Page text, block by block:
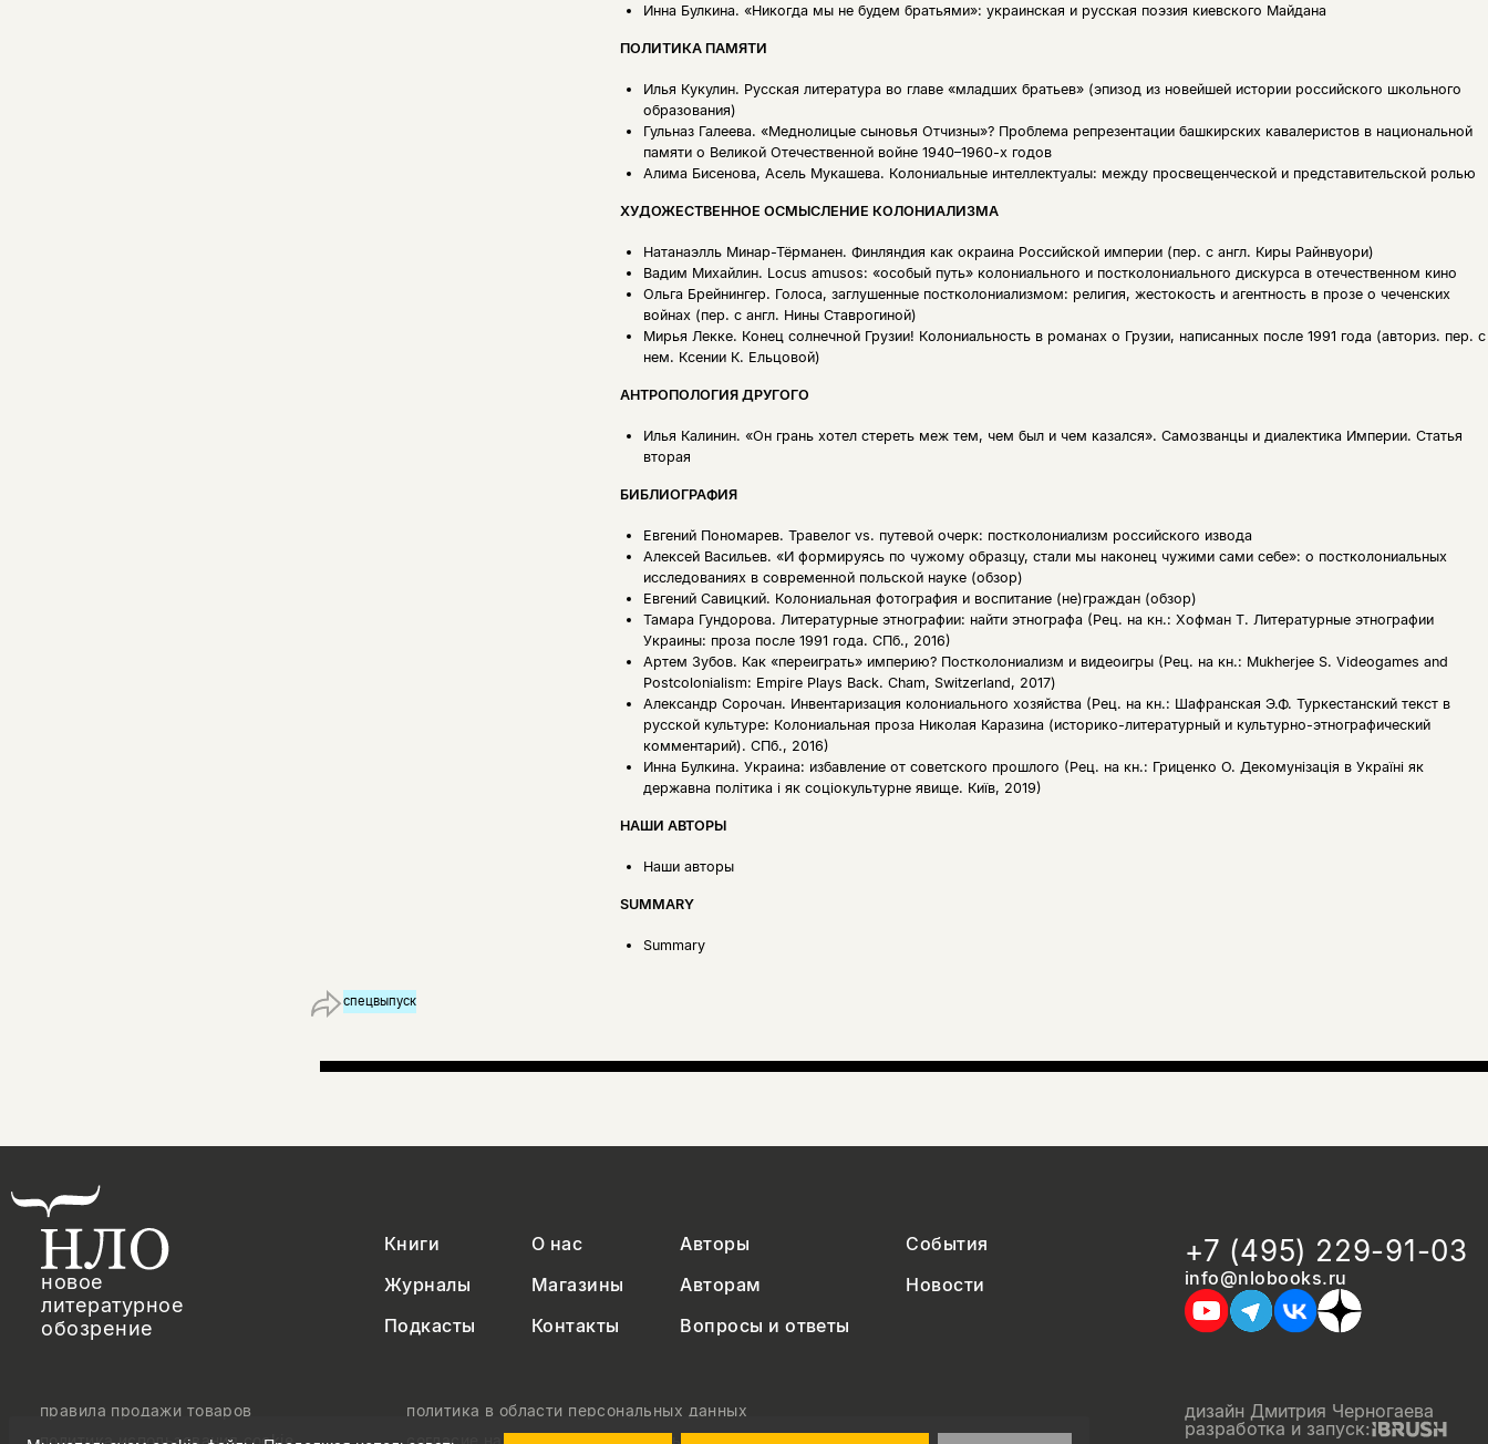
Инна Булкина. «Никогда мы не будем братьями»: украинская и русская поэзия киевского Майдана
ПОЛИТИКА ПАМЯТИ
Илья Кукулин. Русская литература во главе «младших братьев» (эпизод из новейшей истории российского школьного
образования)
Гульназ Галеева. «Меднолицые сыновья Отчизны»? Проблема репрезентации башкирских кавалеристов в национальной
памяти о Великой Отечественной войне 1940–1960-х годов
Aлима Бисенова, Асель Мукашева. Колониальные интеллектуалы: между просвещенческой и представительской ролью
ХУДОЖЕСТВЕННОЕ ОСМЫСЛЕНИЕ КОЛОНИАЛИЗМА
Натанаэлль Минар-Тёрманен. Финляндия как окраина Российской империи (пер. с англ. Киры Райнвуори)
Вадим Михайлин. Locus amusos: «особый путь» колониального и постколониального дискурса в отечественном кино
Ольга Брейнингер. Голоса, заглушенные постколониализмом: религия, жестокость и агентность в прозе о чеченских
войнах (пер. с англ. Нины Ставрогиной)
Мирья Лекке. Конец солнечной Грузии! Колониальность в романах о Грузии, написанных после 1991 года (авториз. пер. с
нем. Ксении К. Ельцовой)
АНТРОПОЛОГИЯ ДРУГОГО
Илья Калинин. «Он грань хотел стереть меж тем, чем был и чем казался». Самозванцы и диалектика Империи. Статья
вторая
БИБЛИОГРАФИЯ
Евгений Пономарев. Травелог vs. путевой очерк: постколониализм российского извода
Алексей Васильев. «И формируясь по чужому образцу, стали мы наконец чужими сами себе»: о постколониальных
исследованиях в современной польской науке (обзор)
Евгений Савицкий. Колониальная фотография и воспитание (не)граждан (обзор)
Тамара Гундорова. Литературные этнографии: найти этнографа (Рец. на кн.: Хофман Т. Литературные этнографии
Украины: проза после 1991 года. СПб., 2016)
Артем Зубов. Как «переиграть» империю? Постколониализм и видеоигры (Рец. на кн.: Mukherjee S. Videogames and
Postcolonialism: Empire Plays Back. Cham, Switzerland, 2017)
Александр Сорочан. Инвентаризация колониального хозяйства (Рец. на кн.: Шафранская Э.Ф. Туркестанский текст в
русской культуре: Колониальная проза Николая Каразина (историко-литературный и культурно-этнографический
комментарий). СПб., 2016)
Инна Булкина. Украина: избавление от советского прошлого (Рец. на кн.: Гриценко О. Декомунізація в Україні як
державна політика і як соціокультурне явище. Київ, 2019)
НАШИ АВТОРЫ
Наши авторы
SUMMARY
Summary
спецвыпуск
новое
литературное
обозрение
Книги О нас Авторы
События
Журналы
Магазины Авторам
Новости
Подкасты
Контакты Вопросы и ответы
+7 (495) 229-91-03
info@nlobooks.ru
правила продажи товаров
политика в области персональных данных
политика использования cookie
согласие на обработку персональных данных
дизайн Дмитрия Черногаева
разработка и запуск: